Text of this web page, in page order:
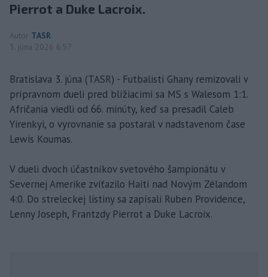
Pierrot a Duke Lacroix.
Autor TASR
3. júna 2026 6:57
Bratislava 3. júna (TASR) - Futbalisti Ghany remizovali v
prípravnom dueli pred blížiacimi sa MS s Walesom 1:1.
Afričania viedli od 66. minúty, keď sa presadil Caleb
Yirenkyi, o vyrovnanie sa postaral v nadstavenom čase
Lewis Koumas.
V dueli dvoch účastníkov svetového šampionátu v
Severnej Amerike zvíťazilo Haiti nad Novým Zélandom
4:0. Do streleckej listiny sa zapísali Ruben Providence,
Lenny Joseph, Frantzdy Pierrot a Duke Lacroix.